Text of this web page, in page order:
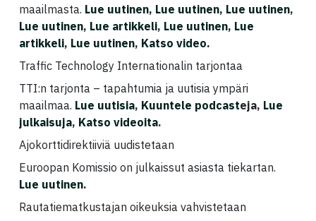
maailmasta. Lue uutinen, Lue uutinen, Lue uutinen,
Lue uutinen, Lue artikkeli, Lue uutinen, Lue
artikkeli, Lue uutinen, Katso video.
Traffic Technology Internationalin tarjontaa
TTI:n tarjonta – tapahtumia ja uutisia ympäri
maailmaa. Lue uutisia, Kuuntele podcasteja, Lue
julkaisuja, Katso videoita.
Ajokorttidirektiiviä uudistetaan
Euroopan Komissio on julkaissut asiasta tiekartan.
Lue uutinen.
Rautatiematkustajan oikeuksia vahvistetaan